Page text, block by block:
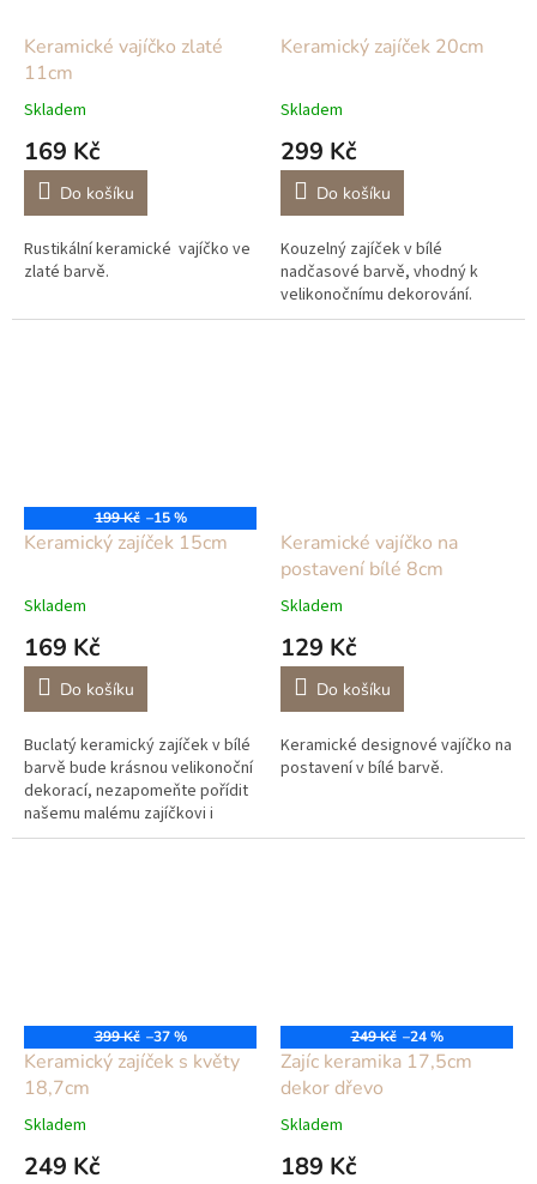
Keramické vajíčko zlaté
11cm
Skladem
169 Kč
Do košíku
Rustikální keramické vajíčko ve
zlaté barvě.
Keramický zajíček 20cm
Skladem
299 Kč
Do košíku
Kouzelný zajíček v bílé
nadčasové barvě, vhodný k
velikonočnímu dekorování.
199 Kč –15 %
Keramický zajíček 15cm
Skladem
169 Kč
Do košíku
Buclatý keramický zajíček v bílé
barvě bude krásnou velikonoční
dekorací, nezapomeňte pořídit
našemu malému zajíčkovi i
velkého kamaráda, kterého
Keramické vajíčko na
postavení bílé 8cm
Skladem
129 Kč
Do košíku
Keramické designové vajíčko na
postavení v bílé barvě.
399 Kč –37 %
Keramický zajíček s květy
18,7cm
Skladem
249 Kč
249 Kč –24 %
Zajíc keramika 17,5cm
dekor dřevo
Skladem
189 Kč